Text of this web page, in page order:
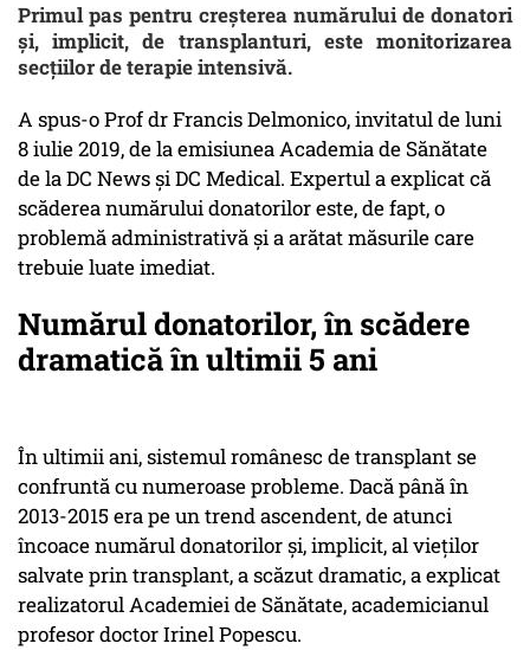
Primul pas pentru creșterea numărului de donatori
și, implicit, de transplanturi, este monitorizarea
secțiilor de terapie intensivă.
A spus-o Prof dr Francis Delmonico, invitatul de luni
8 iulie 2019, de la emisiunea Academia de Sănătate
de la DC News și DC Medical. Expertul a explicat că
scăderea numărului donatorilor este, de fapt, o
problemă administrativă și a arătat măsurile care
trebuie luate imediat.
Numărul donatorilor, în scădere
dramatică în ultimii 5 ani
În ultimii ani, sistemul românesc de transplant se
confruntă cu numeroase probleme. Dacă până în
2013-2015 era pe un trend ascendent, de atunci
încoace numărul donatorilor și, implicit, al vieților
salvate prin transplant, a scăzut dramatic, a explicat
realizatorul Academiei de Sănătate, academicianul
profesor doctor Irinel Popescu.